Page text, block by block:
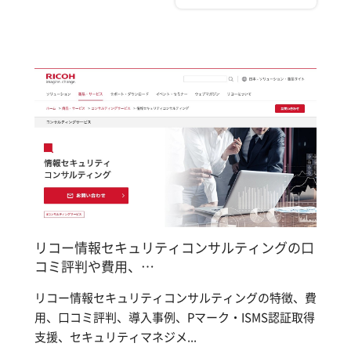
リコー情報セキュリティコンサルティングの口
コミ評判や費用、…
リコー情報セキュリティコンサルティングの特徴、費
用、口コミ評判、導入事例、Pマーク・ISMS認証取得
支援、セキュリティマネジメ...